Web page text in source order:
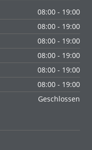
08:00 - 19:00
08:00 - 19:00
08:00 - 19:00
08:00 - 19:00
08:00 - 19:00
08:00 - 19:00
Geschlossen